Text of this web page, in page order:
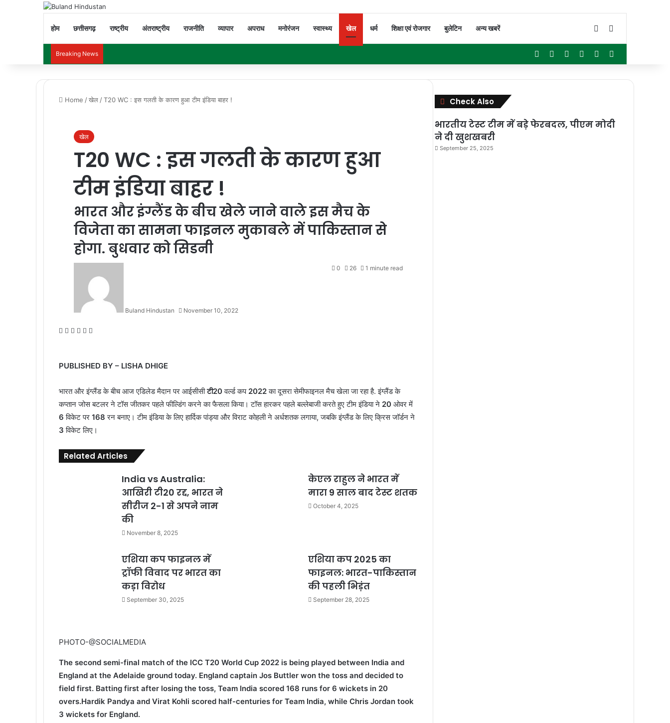
होम छत्तीसगढ़ राष्ट्रीय अंतराष्ट्रीय राजनीति व्यापार अपराध मनोरंजन स्वास्थ्य खेल धर्म शिक्षा एवं रोजगार बुलेटिन अन्य खबरें Switch skin
Breaking News Facebook YouTubeInstagramWhatsApp
Home /खेल /T20 WC : इस गलती के कारण हुआ टीम इंडिया बाहर !
खेल
T20 WC : इस गलती के कारण हुआ
टीम इंडिया बाहर !
भारत और इंग्लैंड के बीच खेले जाने वाले इस मैच के
विजेता का सामना फाइनल मुकाबले में पाकिस्तान से
होगा. बुधवार को सिडनी
Buland Hindustan November 10, 2022
0 26 1 minute read
Facebook
X Messenger
Messenger
WhatsApp
PUBLISHED BY – LISHA DHIGE
भारत और इंग्लैंड के बीच आज एडिलेड मैदान पर आईसीसीटी20वर्ल्ड कप 2022का दूसरा सेमीफाइनल मैच खेला जा रहा है. इंग्लैंड के
कप्तान जोस बटलर ने टॉस जीतकर पहले फील्डिंग करने का फैसला किया। टॉस हारकर पहले बल्लेबाजी करते हुए टीम इंडिया ने 20 ओवर में
6विकेट पर 168 रन बनाए। टीम इंडिया के लिए हार्दिक पांड्या और विराट कोहली ने अर्धशतक लगाया, जबकि इंग्लैंड के लिए क्रिस जॉर्डन ने
3 विकेट लिए।
Related Articles
India vs Australia:
आखिरी टी20 रद्द, भारत ने
सीरीज 2-1 से अपने नाम
की
November 8, 2025
केएल राहुल ने भारत में
मारा 9 साल बाद टेस्ट शतक
October 4, 2025
एशिया कप फाइनल में
ट्रॉफी विवाद पर भारत का
कड़ा विरोध
September 30, 2025
एशिया कप 2025 का
फाइनल: भारत-पाकिस्तान
की पहली भिड़ंत
September 28, 2025
PHOTO-@SOCIALMEDIA
The second semi-final match of the ICC T20 World Cup 2022 is being played between India and
England at the Adelaide ground today. England captain Jos Buttler won the toss and decided to
field first. Batting first after losing the toss, Team India scored 168 runs for 6 wickets in 20
overs.Hardik Pandya and Virat Kohli scored half-centuries for Team India, while Chris Jordan took
3 wickets for England.
Check Also
Close
भारतीय टेस्ट टीम में बड़े फेरबदल, पीएम मोदी
ने दी खुशखबरी
September 25, 2025